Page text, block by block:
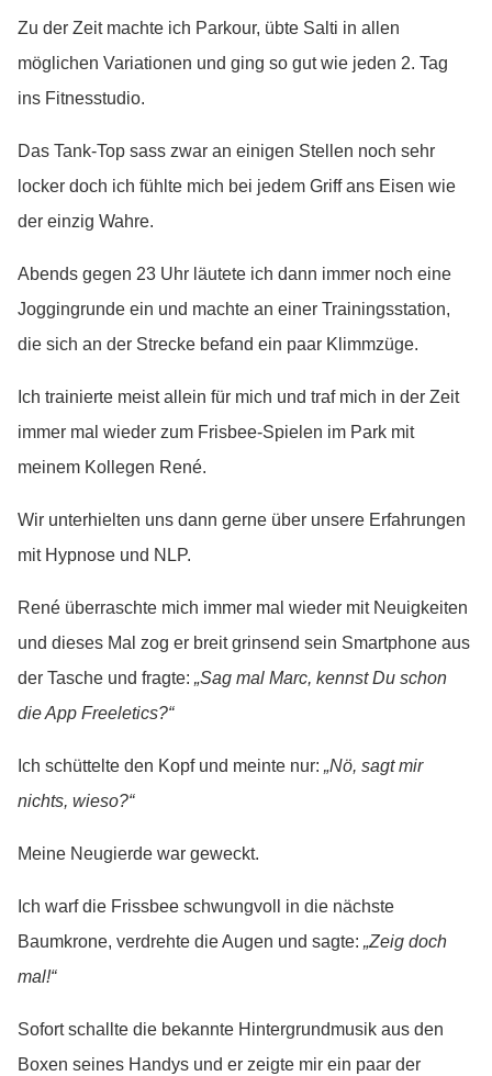
Zu der Zeit machte ich Parkour, übte Salti in allen
möglichen Variationen und ging so gut wie jeden 2. Tag
ins Fitnesstudio.
Das Tank-Top sass zwar an einigen Stellen noch sehr
locker doch ich fühlte mich bei jedem Griff ans Eisen wie
der einzig Wahre.
Abends gegen 23 Uhr läutete ich dann immer noch eine
Joggingrunde ein und machte an einer Trainingsstation,
die sich an der Strecke befand ein paar Klimmzüge.
Ich trainierte meist allein für mich und traf mich in der Zeit
immer mal wieder zum Frisbee-Spielen im Park mit
meinem Kollegen René.
Wir unterhielten uns dann gerne über unsere Erfahrungen
mit Hypnose und NLP.
René überraschte mich immer mal wieder mit Neuigkeiten
und dieses Mal zog er breit grinsend sein Smartphone aus
der Tasche und fragte: „Sag mal Marc, kennst Du schon
die App Freeletics?“
Ich schüttelte den Kopf und meinte nur: „Nö, sagt mir
nichts, wieso?“
Meine Neugierde war geweckt.
Ich warf die Frissbee schwungvoll in die nächste
Baumkrone, verdrehte die Augen und sagte: „Zeig doch
mal!“
Sofort schallte die bekannte Hintergrundmusik aus den
Boxen seines Handys und er zeigte mir ein paar der